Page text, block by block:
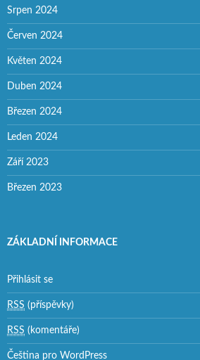
Srpen 2024
Červen 2024
Květen 2024
Duben 2024
Březen 2024
Leden 2024
Září 2023
Březen 2023
ZÁKLADNÍ INFORMACE
Přihlásit se
RSS (příspěvky)
RSS (komentáře)
Čeština pro WordPress